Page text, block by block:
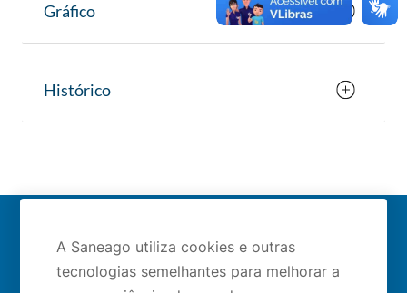
Gráfico
Histórico
Mapa do site
A Saneago utiliza cookies e outras
tecnologias semelhantes para melhorar a